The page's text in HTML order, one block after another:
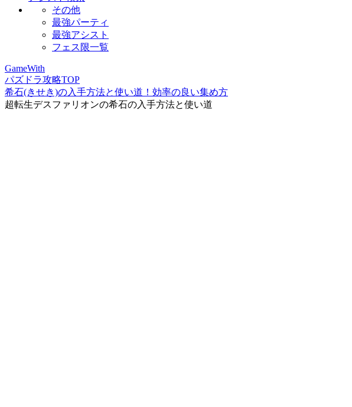
その他
最強パーティ
最強アシスト
フェス限一覧
GameWith
パズドラ攻略TOP
希石(きせき)の入手方法と使い道！効率の良い集め方
超転生デスファリオンの希石の入手方法と使い道